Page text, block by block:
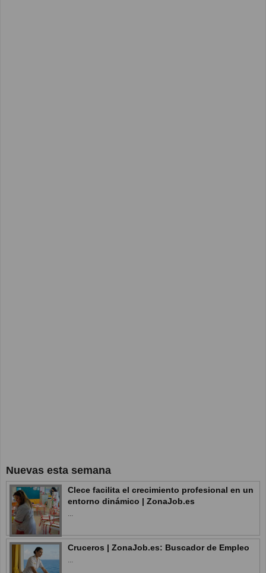
Nuevas esta semana
Clece facilita el crecimiento profesional en un
entorno dinámico | ZonaJob.es
...
Cruceros | ZonaJob.es: Buscador de Empleo
...